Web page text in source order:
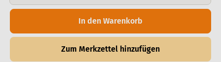
In den Warenkorb
Zum Merkzettel hinzufügen